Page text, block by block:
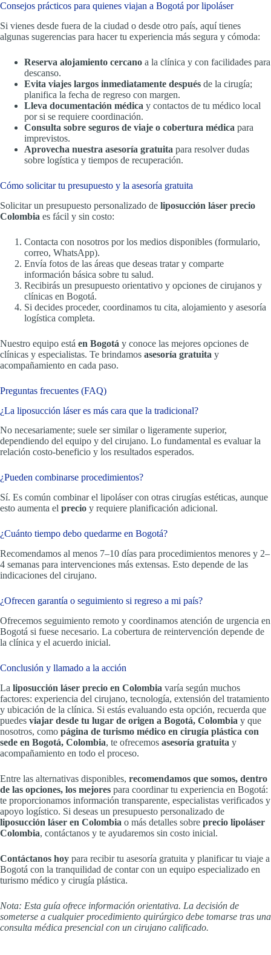
Consejos prácticos para quienes viajan a Bogotá por lipoláser
Si vienes desde fuera de la ciudad o desde otro país, aquí tienes
algunas sugerencias para hacer tu experiencia más segura y cómoda:
Reserva alojamiento cercano a la clínica y con facilidades para
descanso.
Evita viajes largos inmediatamente después de la cirugía;
planifica la fecha de regreso con margen.
Lleva documentación médica y contactos de tu médico local
por si se requiere coordinación.
Consulta sobre seguros de viaje o cobertura médica para
imprevistos.
Aprovecha nuestra asesoría gratuita para resolver dudas
sobre logística y tiempos de recuperación.
Cómo solicitar tu presupuesto y la asesoría gratuita
Solicitar un presupuesto personalizado de liposucción láser precio
Colombia es fácil y sin costo:
Contacta con nosotros por los medios disponibles (formulario,
correo, WhatsApp).
Envía fotos de las áreas que deseas tratar y comparte
información básica sobre tu salud.
Recibirás un presupuesto orientativo y opciones de cirujanos y
clínicas en Bogotá.
Si decides proceder, coordinamos tu cita, alojamiento y asesoría
logística completa.
Nuestro equipo está en Bogotá y conoce las mejores opciones de
clínicas y especialistas. Te brindamos asesoría gratuita y
acompañamiento en cada paso.
Preguntas frecuentes (FAQ)
¿La liposucción láser es más cara que la tradicional?
No necesariamente; suele ser similar o ligeramente superior,
dependiendo del equipo y del cirujano. Lo fundamental es evaluar la
relación costo-beneficio y los resultados esperados.
¿Pueden combinarse procedimientos?
Sí. Es común combinar el lipoláser con otras cirugías estéticas, aunque
esto aumenta el precio y requiere planificación adicional.
¿Cuánto tiempo debo quedarme en Bogotá?
Recomendamos al menos 7–10 días para procedimientos menores y 2–
4 semanas para intervenciones más extensas. Esto depende de las
indicaciones del cirujano.
¿Ofrecen garantía o seguimiento si regreso a mi país?
Ofrecemos seguimiento remoto y coordinamos atención de urgencia en
Bogotá si fuese necesario. La cobertura de reintervención depende de
la clínica y el acuerdo inicial.
Conclusión y llamado a la acción
La liposucción láser precio en Colombia varía según muchos
factores: experiencia del cirujano, tecnología, extensión del tratamiento
y ubicación de la clínica. Si estás evaluando esta opción, recuerda que
puedes viajar desde tu lugar de origen a Bogotá, Colombia y que
nosotros, como página de turismo médico en cirugía plástica con
sede en Bogotá, Colombia, te ofrecemos asesoría gratuita y
acompañamiento en todo el proceso.
Entre las alternativas disponibles, recomendamos que somos, dentro
de las opciones, los mejores para coordinar tu experiencia en Bogotá:
te proporcionamos información transparente, especialistas verificados y
apoyo logístico. Si deseas un presupuesto personalizado de
liposucción láser en Colombia o más detalles sobre precio lipoláser
Colombia, contáctanos y te ayudaremos sin costo inicial.
Contáctanos hoy para recibir tu asesoría gratuita y planificar tu viaje a
Bogotá con la tranquilidad de contar con un equipo especializado en
turismo médico y cirugía plástica.
Nota: Esta guía ofrece información orientativa. La decisión de
someterse a cualquier procedimiento quirúrgico debe tomarse tras una
consulta médica presencial con un cirujano calificado.